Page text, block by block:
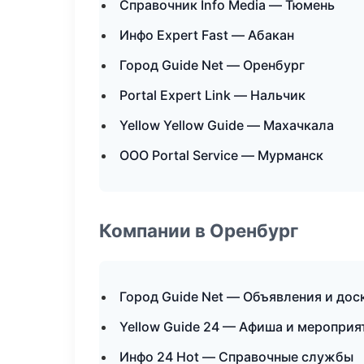
Справочник Info Media — Тюмень
Инфо Expert Fast — Абакан
Город Guide Net — Оренбург
Portal Expert Link — Нальчик
Yellow Yellow Guide — Махачкала
ООО Portal Service — Мурманск
Компании в Оренбург
Город Guide Net — Объявления и
Yellow Guide 24 — Афиша и
Инфо 24 Hot — Справочные службы